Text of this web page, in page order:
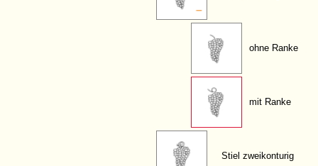
ohne Ranke
mit Ranke
Stiel zweikonturig